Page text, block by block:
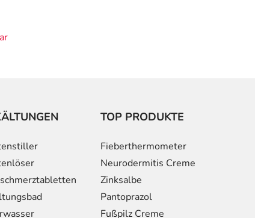
TOP PRODUKTE
Fieberthermometer
Neurodermitis Creme
Zinksalbe
Pantoprazol
Fußpilz Creme